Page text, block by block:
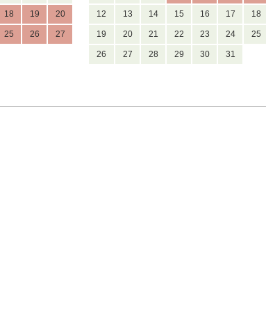
18 19 20
25 26 27
12 13 14 15 16 17 18
19 20 21 22 23 24 25
26 27 28 29 30 31